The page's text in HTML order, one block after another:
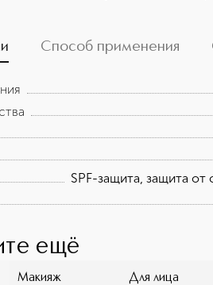
Способ применения
SPF-защита, защита
ещё
Макияж Для лица